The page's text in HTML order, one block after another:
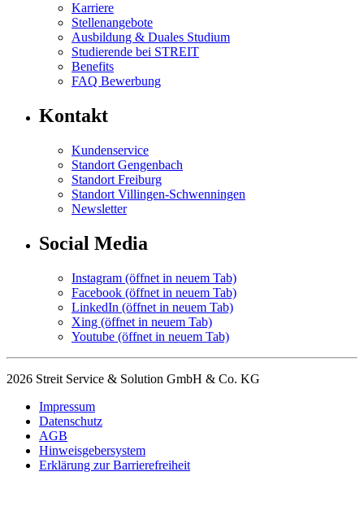
Karriere
Stellenangebote
Ausbildung & Duales Studium
Studierende bei STREIT
Benefits
FAQ Bewerbung
Kontakt
Kundenservice
Standort Gengenbach
Standort Freiburg
Standort Villingen-Schwenningen
Newsletter
Social Media
Instagram (öffnet in neuem Tab)
Facebook (öffnet in neuem Tab)
LinkedIn (öffnet in neuem Tab)
Xing (öffnet in neuem Tab)
Youtube (öffnet in neuem Tab)
2026 Streit Service & Solution GmbH & Co. KG
Impressum
Datenschutz
AGB
Hinweisgebersystem
Erklärung zur Barrierefreiheit